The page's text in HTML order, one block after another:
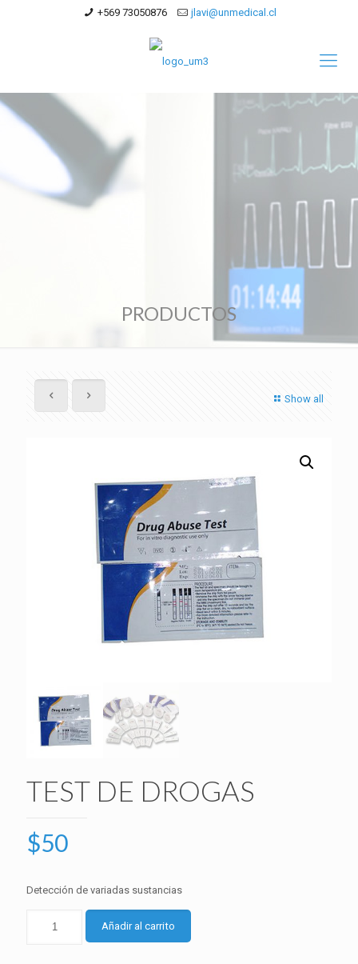
+569 73050876 jlavi@unmedical.cl
PRODUCTOS
Show all
TEST DE DROGAS
$50
Detección de variadas sustancias
Añadir al carrito